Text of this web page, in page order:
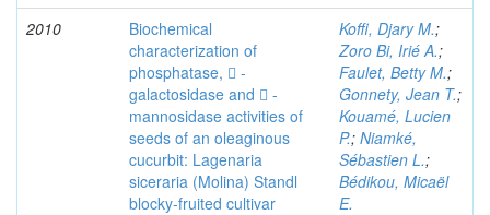
2010
Biochemical
characterization of
phosphatase,  -
galactosidase and  -
mannosidase activities of
seeds of an oleaginous
cucurbit: Lagenaria
siceraria (Molina) Standl
blocky-fruited cultivar
Koffi, Djary M.;
Zoro Bi, Irié A.;
Faulet, Betty M.;
Gonnety, Jean T.;
Kouamé, Lucien
P.; Niamké,
Sébastien L.;
Bédikou, Micaël
E.